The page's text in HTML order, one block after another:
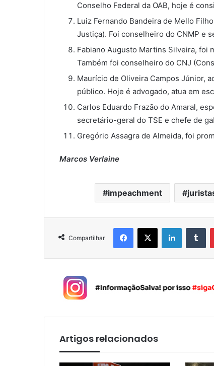
Conselho Federal da OAB, hoje é
Luiz Fernando Bandeira de Mello
Justiça). Foi conselheiro do CNMP e
Fabiano Augusto Martins Silveira, foi
Também foi conselheiro do CNJ
Maurício de Oliveira Campos Júnior,
público. Hoje é advogado, atua em
Carlos Eduardo Frazão do Amaral,
secretário-geral do TSE e chefe de
Gregório Assagra de Almeida, foi
Marcos Verlaine
impeachment
Compartilhar
Artigos relacionados